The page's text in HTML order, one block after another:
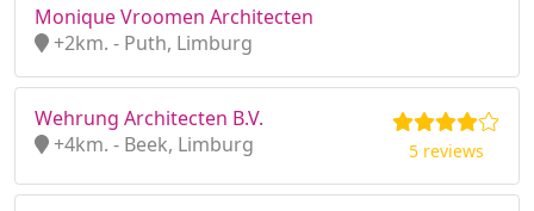
Monique Vroomen Architecten
+2km. - Puth, Limburg
Wehrung Architecten B.V.
+4km. - Beek, Limburg
5 reviews